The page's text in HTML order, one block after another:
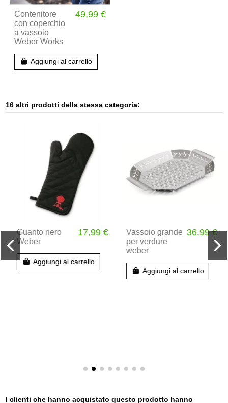
Contenitore
con coperchio
a vassoio
Weber Works
49,99 €
Aggiungi al carrello
16 altri prodotti della stessa categoria:
Guanto nero
Weber
17,99 €
Aggiungi al carrello
Vassoio grande
per verdure
weber
36,99 €
Aggiungi al carrello
I clienti che hanno acquistato questo prodotto hanno